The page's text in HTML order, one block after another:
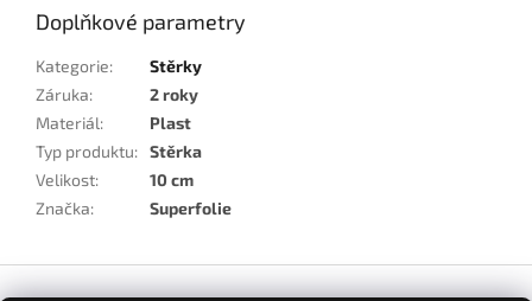
Doplňkové parametry
Kategorie:
Stěrky
Záruka:
2 roky
Materiál:
Plast
Typ produktu: Stěrka
Velikost:
10 cm
Značka: Superfolie